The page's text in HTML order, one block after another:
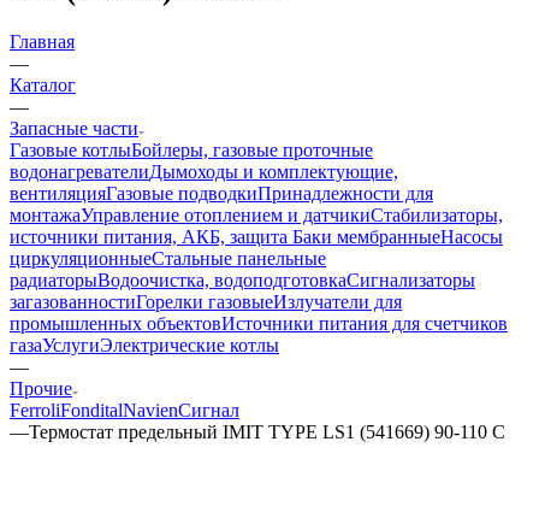
Главная
—
Каталог
—
Запасные части
Газовые котлыБойлеры, газовые проточные
водонагревателиДымоходы и комплектующие,
вентиляцияГазовые подводкиПринадлежности для
монтажаУправление отоплением и датчикиСтабилизаторы,
источники питания, АКБ, защита Баки мембранныеНасосы
циркуляционныеСтальные панельные
радиаторыВодоочистка, водоподготовкаСигнализаторы
загазованностиГорелки газовыеИзлучатели для
промышленных объектовИсточники питания для счетчиков
газаУслугиЭлектрические котлы
—
Прочие
FerroliFonditalNavienСигнал
—Термостат предельный IMIT TYPE LS1 (541669) 90-110 C